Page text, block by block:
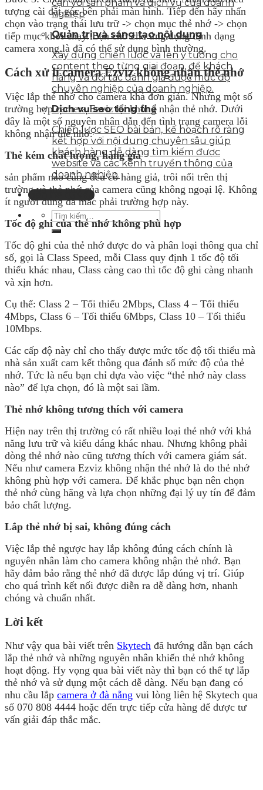
cận với sản phẩm và dịch vụ của doanh
nghiệp
Quản trị và sáng tạo nội dung
Xây dựng chiến lược và lên ý tưởng cho
content theo từng giai đoạn, để khách
hàng và đối tác đánh giá được mức độ
chuyên nghiệp của doanh nghiệp.
Dịch vụ seo tổng thể
Chiến lược SEO bài bản, kế hoạch rõ ràng
kết hợp với nội dung chuyên sâu giúp
khách hàng dễ dàng tìm kiếm được
website và các kênh truyền thông của
doanh nghiệp.
Liên hệ tư vấn
tượng cài đặt góc bên phải màn hình. Tiếp đến hãy nhấn
chọn vào trạng thái lưu trữ -> chọn mục thẻ nhớ -> chọn
tiếp mục khởi chạy. Bạn chờ cho ứng dụng định dạng
camera xong là đã có thể sử dụng bình thường.
Cách xử lí camera Ezviz không nhận thẻ nhớ
Việc lắp thẻ nhớ cho camera khá đơn giản. Nhưng một số
trường hợp camera Ezviz lại không nhận thẻ nhớ. Dưới
đây là một số nguyên nhân dẫn đến tình trạng camera lỗi
không nhận thẻ nhớ.
Thẻ kém chất lượng, hàng giả
sản phẩm nào cũng đều có hàng giả, trôi nổi trên thị
trường và thẻ nhớ của camera cũng không ngoại lệ. Không
ít người dùng đã mắc phải trường hợp này.
Tốc độ ghi của thẻ nhớ không phù hợp
Tốc độ ghi của thẻ nhớ được đo và phân loại thông qua chỉ
số, gọi là Class Speed, mỗi Class quy định 1 tốc độ tối
thiểu khác nhau, Class càng cao thì tốc độ ghi càng nhanh
và xịn hơn.
Cụ thể: Class 2 – Tối thiểu 2Mbps, Class 4 – Tối thiểu
4Mbps, Class 6 – Tối thiểu 6Mbps, Class 10 – Tối thiểu
10Mbps.
Các cấp độ này chỉ cho thấy được mức tốc độ tối thiểu mà
nhà sản xuất cam kết thông qua đánh số mức độ của thẻ
nhớ. Tức là nếu bạn chỉ dựa vào việc “thẻ nhớ này class
nào” để lựa chọn, đó là một sai lầm.
Thẻ nhớ không tương thích với camera
Hiện nay trên thị trường có rất nhiều loại thẻ nhớ với khả
năng lưu trữ và kiểu dáng khác nhau. Nhưng không phải
dòng thẻ nhớ nào cũng tương thích với camera giám sát.
Nếu như camera Ezviz không nhận thẻ nhớ là do thẻ nhớ
không phù hợp với camera. Để khắc phục bạn nên chọn
thẻ nhớ cùng hãng và lựa chọn những đại lý uy tín để đảm
bảo chất lượng.
Lắp thẻ nhớ bị sai, không đúng cách
Việc lắp thẻ ngược hay lắp không đúng cách chính là
nguyên nhân làm cho camera không nhận thẻ nhớ. Bạn
hãy đảm bảo rằng thẻ nhớ đã được lắp đúng vị trí. Giúp
cho quá trình kết nối được diễn ra dễ dàng hơn, nhanh
chóng và chuẩn nhất.
Lời kết
Như vậy qua bài viết trên Skytech đã hướng dẫn bạn cách
lắp thẻ nhớ và những nguyên nhân khiến thẻ nhớ không
hoạt động. Hy vọng qua bài viết này thì bạn có thể tự lắp
thẻ nhớ và sử dụng một cách dễ dàng. Nếu bạn đang có
nhu cầu lắp camera ở đà nẵng vui lòng liên hệ Skytech qua
số 070 808 4444 hoặc đến trực tiếp cửa hàng để được tư
vấn giải đáp thắc mắc.